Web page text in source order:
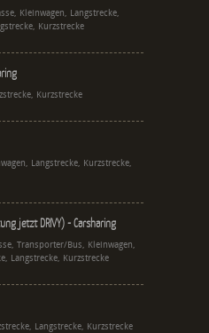
Kleinwagen, Langstrecke,
Kurzstrecke
Kurzstrecke
Langstrecke, Kurzstrecke,
jetzt DRIVY) - Carsharing
Transporter/Bus, Kleinwagen,
Langstrecke, Kurzstrecke
Langstrecke, Kurzstrecke